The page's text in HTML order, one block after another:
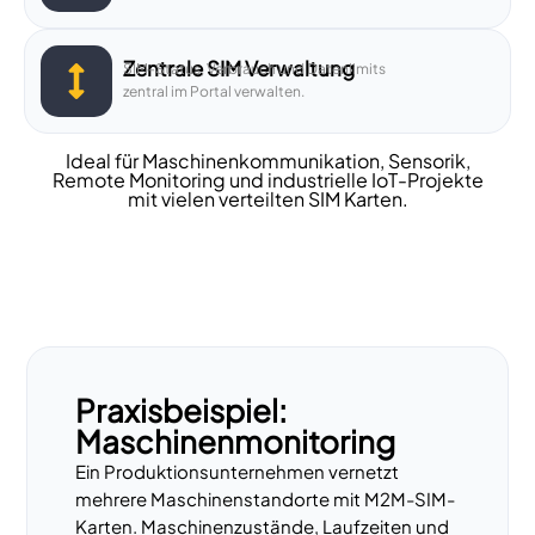
Zentrale SIM Verwaltung
SIM-Status, Verbrauch und Datenlimits
zentral im Portal verwalten.
Ideal für Maschinenkommunikation, Sensorik,
Remote Monitoring und industrielle IoT-Projekte
mit vielen verteilten SIM Karten.
Praxisbeispiel:
Maschinen­monitoring
Ein Produktionsunternehmen vernetzt
mehrere Maschinenstandorte mit M2M-SIM-
Karten. Maschinenzustände, Laufzeiten und